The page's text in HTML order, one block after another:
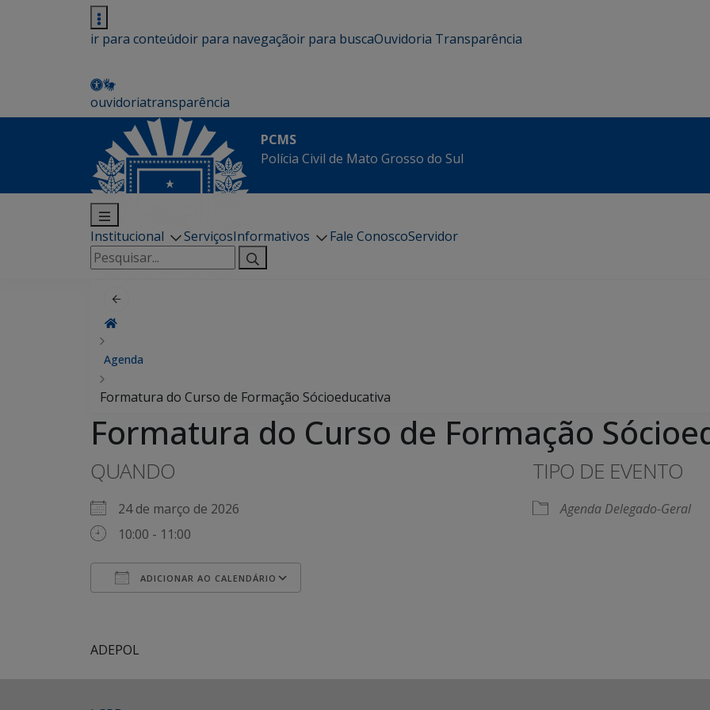
ir para conteúdoir para navegaçãoir para buscaOuvidoria Transparência
ouvidoriatransparência
PCMS
Polícia Civil de Mato Grosso do Sul
Institucional ServiçosInformativos Fale ConoscoServidor
Pesquisar
por:
Agenda
Formatura do Curso de Formação Sócioeducativa
Formatura do Curso de Formação
QUANDO
24 de março de 2026
10:00 - 11:00
ADICIONAR AO CALENDÁRIO
TIPO DE EVENTO
Agenda Delegado-Geral
ADEPOL